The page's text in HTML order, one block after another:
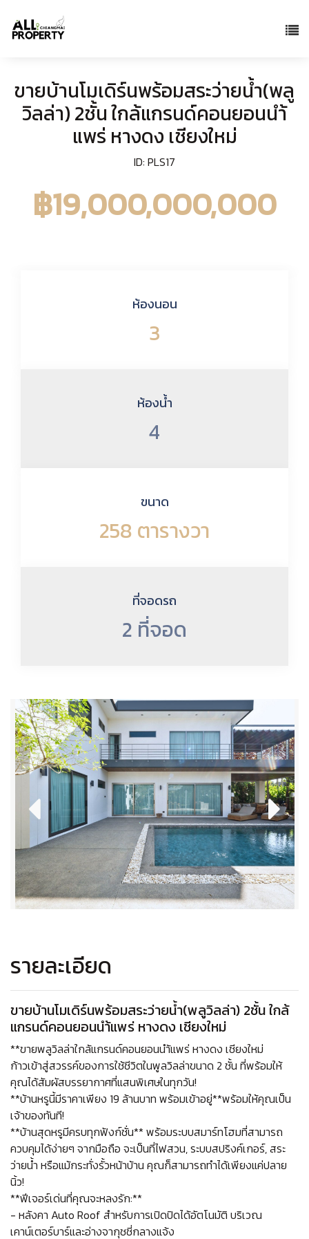
ขายบ้านโมเดิร์นพร้อมสระว่ายน้ำ(พลู
วิลล่า) 2ชั้น ใกล้แกรนด์คอนยอนนำ้
แพร่ หางดง เชียงใหม่
ID: PLS17
฿19,000,000,000
ห้องนอน
3
ห้องน้ำ
4
ขนาด
258 ตารางวา
ที่จอดรถ
2 ที่จอด
รายละเอียด
ขายบ้านโมเดิร์นพร้อมสระว่ายน้ำ(พลูวิลล่า) 2ชั้น ใกล้
แกรนด์คอนยอนนำ้แพร่ หางดง เชียงใหม่
**ขายพลูวิลล่าใกล้แกรนด์คอนยอนนำ้แพร่ หางดง เชียงใหม่
ก้าวเข้าสู่สวรรค์ของการใช้ชีวิตในพูลวิลล่าขนาด 2 ชั้น ที่พร้อมให้
คุณได้สัมผัสบรรยากาศที่แสนพิเศษในทุกวัน!
**บ้านหรูนี้มีราคาเพียง 19 ล้านบาท พร้อมเข้าอยู่**พร้อมให้คุณเป็น
เจ้าของทันที!
**บ้านสุดหรูมีครบทุกฟังก์ชั่น** พร้อมระบบสมาร์ทโฮมที่สามารถ
ควบคุมได้ง่ายๆ จากมือถือ จะเป็นที่ไฟสวน, ระบบสปริงค์เกอร์, สระ
ว่ายน้ำ หรือแม้กระทั่งรั้วหน้าบ้าน คุณก็สามารถทำได้เพียงแค่ปลาย
นิ้ว!
**ฟีเจอร์เด่นที่คุณจะหลงรัก:**
- หลังคา Auto Roof สำหรับการเปิดปิดได้อัตโนมัติ บริเวณ
เคาน์เตอร์บาร์และอ่างจากุชชี่กลางแจ้ง